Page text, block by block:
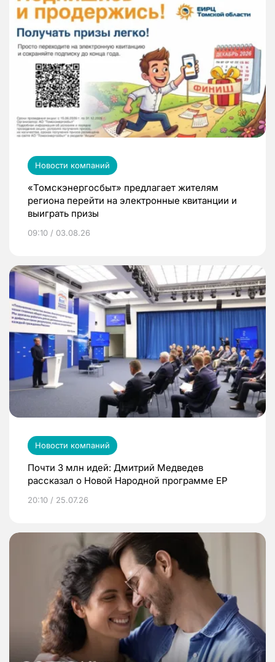
Новости компаний
«Томскэнергосбыт» предлагает жителям
региона перейти на электронные квитанции и
выиграть призы
09:10 / 03.08.26
Новости компаний
Почти 3 млн идей: Дмитрий Медведев
рассказал о Новой Народной программе ЕР
20:10 / 25.07.26